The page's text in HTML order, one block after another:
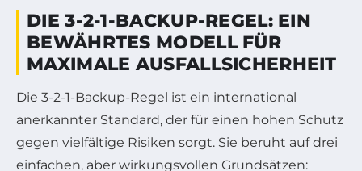
DIE 3-2-1-BACKUP-REGEL: EIN
BEWÄHRTES MODELL FÜR
MAXIMALE AUSFALLSICHERHEIT
Die 3-2-1-Backup-Regel ist ein international
anerkannter Standard, der für einen hohen Schutz
gegen vielfältige Risiken sorgt. Sie beruht auf drei
einfachen, aber wirkungsvollen Grundsätzen: